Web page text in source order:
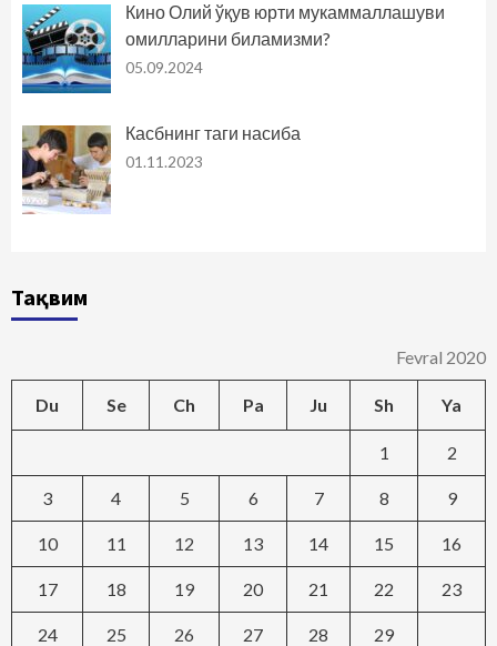
Кино Олий ўқув юрти мукаммаллашуви
омилларини биламизми?
05.09.2024
Касбнинг таги насиба
01.11.2023
Тақвим
Fevral 2020
Du Se Ch Pa Ju Sh Ya
1 2
3 4 5 6 7 8 9
10 11 12 13 14 15 16
17 18 19 20 21 22 23
24 25 26 27 28 29